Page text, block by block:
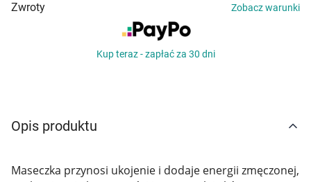
Sprzęt medyczny
Zwroty Zobacz warunki
Kup teraz - zapłać za 30 dni
Opis produktu
Maseczka przynosi ukojenie i dodaje energii zmęczonej,